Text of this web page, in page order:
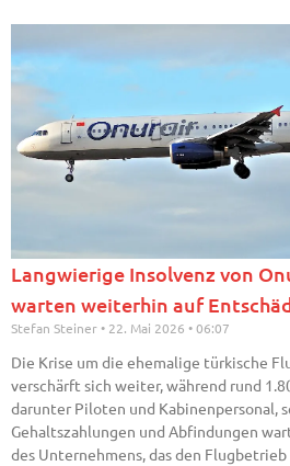
Langwierige Insolvenz von
warten weiterhin auf
Stefan Steiner 22. Mai 2026 06:07
Die Krise um die ehemalige türkische
verschärft sich weiter, während rund
darunter Piloten und Kabinenpersonal,
Gehaltszahlungen und Abfindungen
des Unternehmens, das den